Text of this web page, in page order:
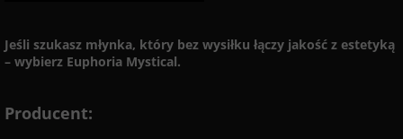
Jeśli szukasz młynka, który bez wysiłku łączy jakość z estetyką
– wybierz Euphoria Mystical.
Producent: